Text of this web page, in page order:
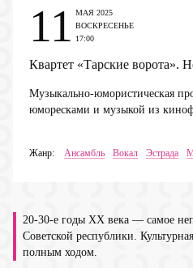
Квартет «Тарские ворота».
Музыкально-юмористическая
юморесками и музыкой из
Жанр: Ансамбль Вокал Эстрада
11 МАЯ 2025
ВОСКРЕСЕНЬЕ
17:00
20-30-е годы ХХ века — самое
Советской республики.
полным ходом.